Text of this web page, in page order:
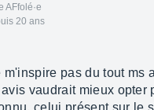
AFfolé·e
20 ans
m'inspire pas du tout ms
vaudrait mieux opter
celui présent sur le